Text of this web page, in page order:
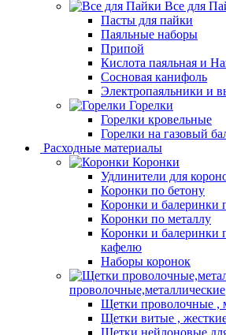
Все для
Пасты для пайки
Паяльные наборы
Припой
Кислота паяльная и
Сосновая канифоль
Электропаяльники и
Горелки
Горелки кровельные
Горелки на газовый
Расходные материалы
Коронки
Удлинители для
Коронки по бетону
Коронки и балеринки
Коронки по металлу
Коронки и балеринки
кафелю
Наборы коронок
проволочные,металлические
Щетки проволочные ,
Щетки витые ,
Щетки нейлоновые